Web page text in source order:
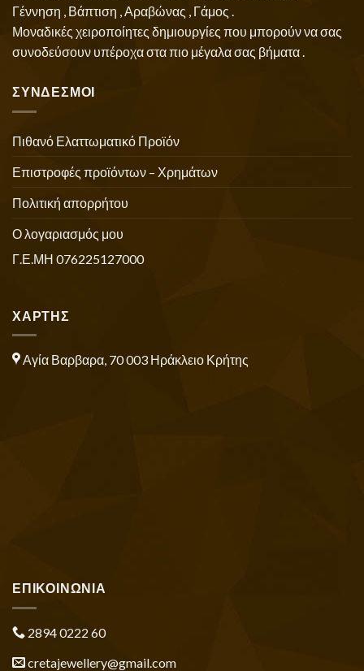
Γέννηση , Βάπτιση , Αραβώνας , Γάμος .
Μοναδικές χειροποίητες δημιουργίες που μπορούν να σας
συνοδεύσουν υπέροχα στα πιο μέγαλα σας βήματα .
ΣΥΝΔΕΣΜΟΙ
Πιθανό Ελαττωματικό Προϊόν
Επιστροφές προϊόντων – Χρημάτων
Πολιτική απορρήτου
Ο λογαριασμός μου
Γ.Ε.ΜΗ 076225127000
ΧΑΡΤΗΣ
Αγία Βαρβαρα, 70 003 Ηράκλειο Κρήτης
ΕΠΙΚΟΙΝΩΝΙΑ
2894 0222 60
cretajewellery@gmail.com